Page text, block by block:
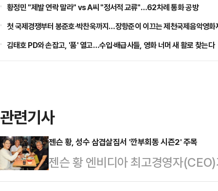
황정민 "제발 연락 말라" vs A씨 "정서적 교류"…62차례 통화 공방
첫 국제경쟁부터 봉준호·박찬욱까지…장항준이 이끄는 제천국제음악영화
김태호 PD와 손잡고, '품' 열고…수입·배급사들, 영화 너머 새 활로 찾는다
관련기사
젠슨 황, 성수 삼겹살집서 '깐부회동 시즌2' 주목
젠슨 황 엔비디아 최고경영자
룹 회장과 구광모 LG그룹 회장, 이